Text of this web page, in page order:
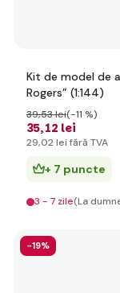
Kit de model de
Rogers” (1:144)
35,12 lei
39,53 lei(-11 %)
29,02 lei fără TVA
+ 7 puncte
3 - 7 zile(La
-19%